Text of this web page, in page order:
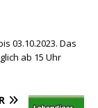
03.10.2023. Das
ab 15 Uhr